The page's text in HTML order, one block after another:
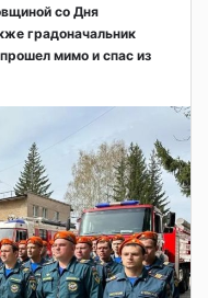
со Дня
градоначальник
мимо и спас из